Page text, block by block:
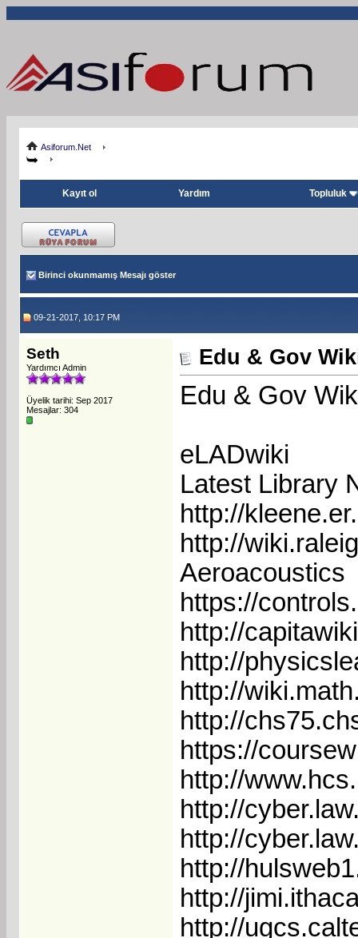
Asiforum.Net
Kayıt ol Yardım Topluluk
Birinci okunmamış Mesajı göster
09-21-2017, 10:17 PM
Seth
Yardımcı Admin
Üyelik tarihi: Sep 2017
Mesajlar: 304
Edu & Gov
Edu & Gov
eLADwiki
Latest Library
http://
http://
Aeroacoustics
https://
http://
http://
http://
http://
https://
http://
http://
http://
http://
http://
http://